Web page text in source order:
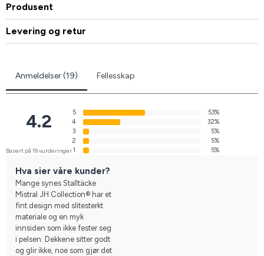
Produsent
Levering og retur
Anmeldelser (19) Fellesskap
4.2
Basert på 19 vurderinger
5
53%
4
32%
3
5%
2
5%
1
5%
Hva sier våre kunder?
Mange synes Stalltäcke
Mistral JH Collection® har et
fint design med slitesterkt
materiale og en myk
innsiden som ikke fester seg
i pelsen. Dekkene sitter godt
og glir ikke, noe som gjør det